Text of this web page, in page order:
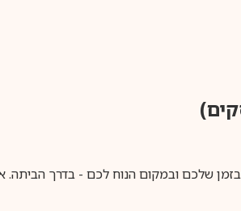
שלכם ובמקום הנוח לכם - בדרך הביתה.